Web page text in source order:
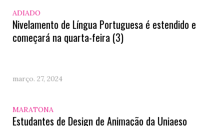
ADIADO
Nivelamento de Língua Portuguesa é estendido e
começará na quarta-feira (3)
março. 27, 2024
MARATONA
Estudantes de Design de Animação da Uniaeso